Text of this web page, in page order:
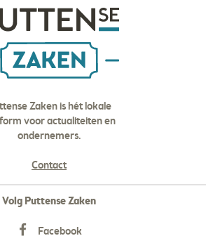
Zaken is hét lokale
voor actualiteiten en
ondernemers.
Contact
Volg Puttense Zaken
Facebook